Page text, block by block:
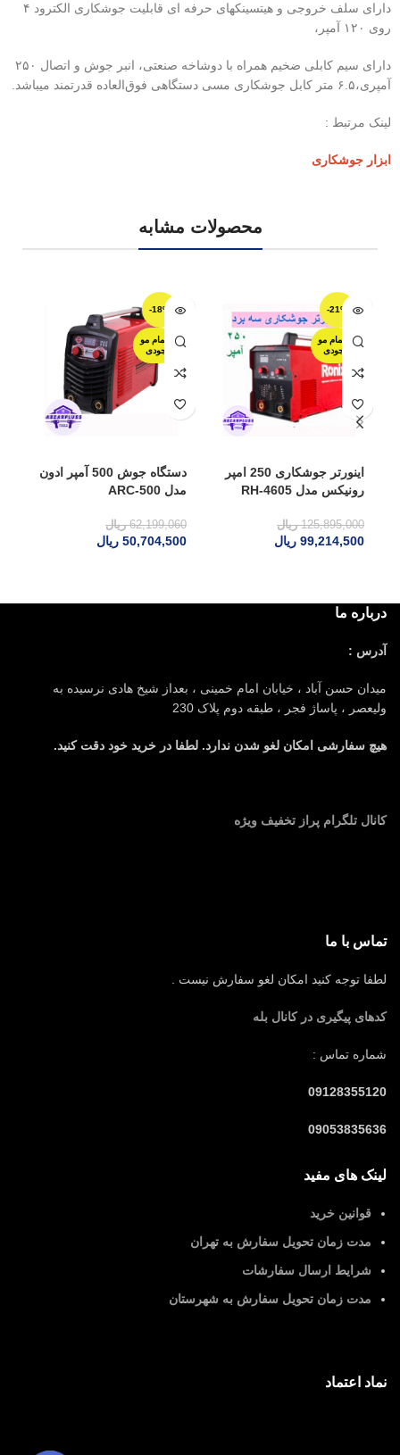
دارای سلف خروجی و هیتسینکهای حرفه ای قابلیت جوشکاری الکترود ۴
روی ۱۲۰ آمپر،
دارای سیم کابلی ضخیم همراه با دوشاخه صنعتی، انبر جوش و اتصال ۲۵۰
آمپری،۶.۵ متر کابل جوشکاری مسی دستگاهی فوق‌العاده قدرتمند میباشد.
لینک مرتبط :
ابزار جوشکاری
محصولات مشابه
-21%
اتمام مو
جودی
اینورتر جوشکاری 250 امپر
رونیکس مدل RH-4605
125,895,000 ریال
99,214,500 ریال
-18%
اتمام مو
جودی
دستگاه جوش 500 آمپر ادون
مدل ARC-500
62,199,060 ریال
50,704,500 ریال
درباره ما
آدرس :
میدان حسن آباد ، خیابان امام خمینی ، بعداز شیخ هادی نرسیده به
ولیعصر ، پاساژ فجر ، طبقه دوم پلاک 230
هیچ سفارشی امکان لغو شدن ندارد. لطفا در خرید خود دقت کنید.
کانال تلگرام پراز تخفیف ویژه
تماس با ما
لطفا توجه کنید امکان لغو سفارش نیست .
کدهای پیگیری در کانال بله
شماره تماس :
09128355120
09053835636
لینک های مفید
قوانین خرید
مدت زمان تحویل سفارش به تهران
شرایط ارسال سفارشات
مدت زمان تحویل سفارش به شهرستان
نماد اعتماد